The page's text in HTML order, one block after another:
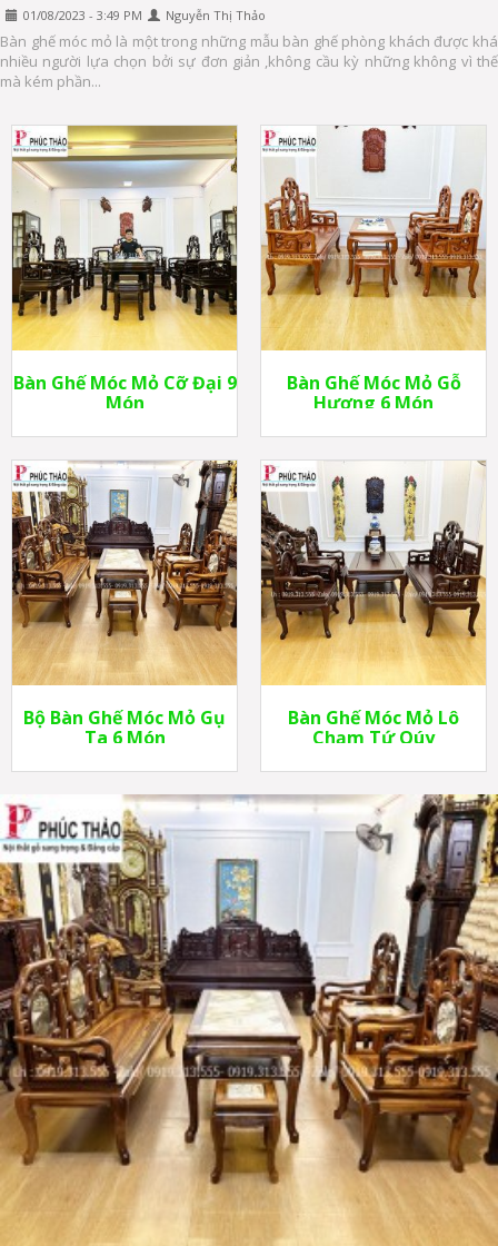
01/08/2023 - 3:49 PM Nguyễn Thị Thảo
Bàn ghế móc mỏ là một trong những mẫu bàn ghế phòng khách được khá
nhiều người lựa chọn bởi sự đơn giản ,không cầu kỳ những không vì thế
mà kém phần...
Bàn Ghế Móc Mỏ Cỡ Đại 9
Món
Bàn Ghế Móc Mỏ Gỗ
Hương 6 Món
Bộ Bàn Ghế Móc Mỏ Gụ
Ta 6 Món
Bàn Ghế Móc Mỏ Lô
Chạm Tứ Qúy